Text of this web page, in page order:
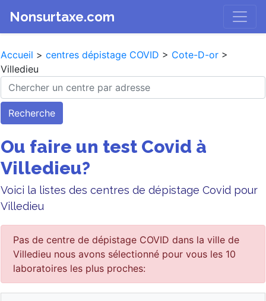
Nonsurtaxe.com
Accueil > centres dépistage COVID > Cote-D-or >
Villedieu
Recherche
Ou faire un test Covid à
Villedieu?
Voici la listes des centres de dépistage Covid pour
Villedieu
Pas de centre de dépistage COVID dans la ville de
Villedieu nous avons sélectionné pour vous les 10
laboratoires les plus proches: